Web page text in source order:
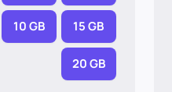
10 GB 15 GB
20 GB